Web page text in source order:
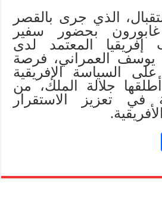
الذي جرى بالقصر
بحضور سفير
إفريقيا المعتمد لدى
يوسف العمراني، فرصة
السياسة الإفريقية
جلالة الملك، من
في تعزيز الاستقرار
re